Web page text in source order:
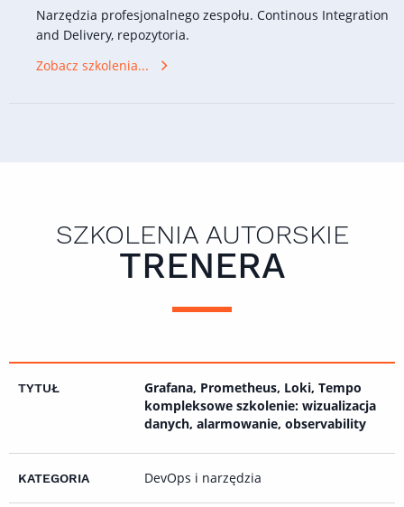
Narzędzia profesjonalnego zespołu. Continous Integration
and Delivery, repozytoria.
Zobacz szkolenia...
SZKOLENIA AUTORSKIE
TRENERA
Grafana, Prometheus, Loki, Tempo
kompleksowe szkolenie: wizualizacja
danych, alarmowanie, observability
DevOps i narzędzia